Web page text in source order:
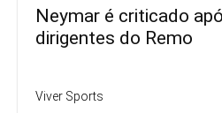
Neymar é criticado
dirigentes do Remo
Viver Sports